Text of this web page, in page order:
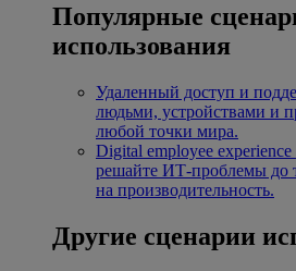
Популярные
использования
Удаленный доступ и
людьми, устройствами и
любой точки мира.
Digital employee
решайте ИТ-проблемы до
на производительность.
Другие сценарии